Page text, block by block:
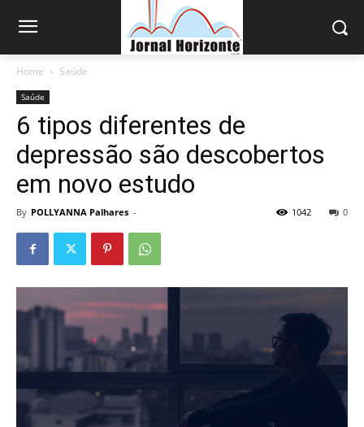
Home Saúde
Saúde
6 tipos diferentes de
depressão são descobertos
em novo estudo
By POLLYANNA Palhares - 0
1042